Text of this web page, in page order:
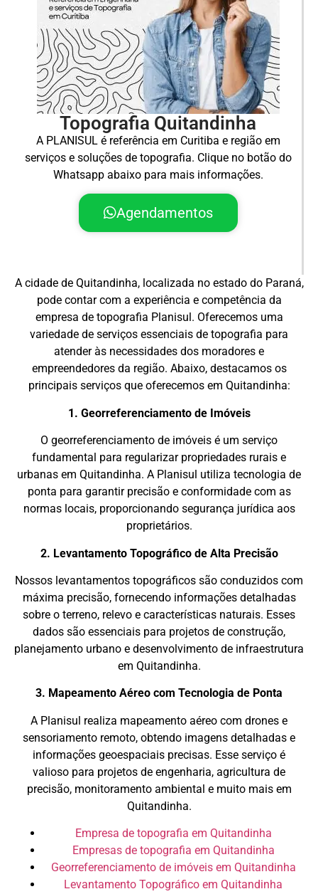
Topografia Quitandinha
A PLANISUL é referência em Curitiba e região em
serviços e soluções de topografia. Clique no botão do
Whatsapp abaixo para mais informações.
Agendamentos
A cidade de Quitandinha, localizada no estado do Paraná,
pode contar com a experiência e competência da
empresa de topografia Planisul. Oferecemos uma
variedade de serviços essenciais de topografia para
atender às necessidades dos moradores e
empreendedores da região. Abaixo, destacamos os
principais serviços que oferecemos em Quitandinha:
1. Georreferenciamento de Imóveis
O georreferenciamento de imóveis é um serviço
fundamental para regularizar propriedades rurais e
urbanas em Quitandinha. A Planisul utiliza tecnologia de
ponta para garantir precisão e conformidade com as
normas locais, proporcionando segurança jurídica aos
proprietários.
2. Levantamento Topográfico de Alta Precisão
Nossos levantamentos topográficos são conduzidos com
máxima precisão, fornecendo informações detalhadas
sobre o terreno, relevo e características naturais. Esses
dados são essenciais para projetos de construção,
planejamento urbano e desenvolvimento de infraestrutura
em Quitandinha.
3. Mapeamento Aéreo com Tecnologia de Ponta
A Planisul realiza mapeamento aéreo com drones e
sensoriamento remoto, obtendo imagens detalhadas e
informações geoespaciais precisas. Esse serviço é
valioso para projetos de engenharia, agricultura de
precisão, monitoramento ambiental e muito mais em
Quitandinha.
Empresa de topografia em Quitandinha
Empresas de topografia em Quitandinha
Georreferenciamento de imóveis em Quitandinha
Levantamento Topográfico em Quitandinha